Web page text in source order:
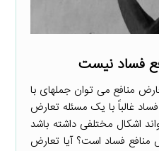
فساد نیست
منافع می­ توان جمله­­ای با
غالباً با یک مسئله تعارض
اشکال مختلفی داشته باشد
منافع فساد است؟ آیا تعارض